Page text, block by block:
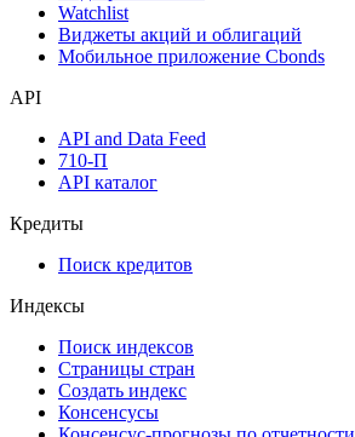
Watchlist
Виджеты акций и облигаций
Мобильное приложение Cbonds
API
API and Data Feed
710-П
API каталог
Кредиты
Поиск кредитов
Индексы
Поиск индексов
Страницы стран
Создать индекс
Консенсусы